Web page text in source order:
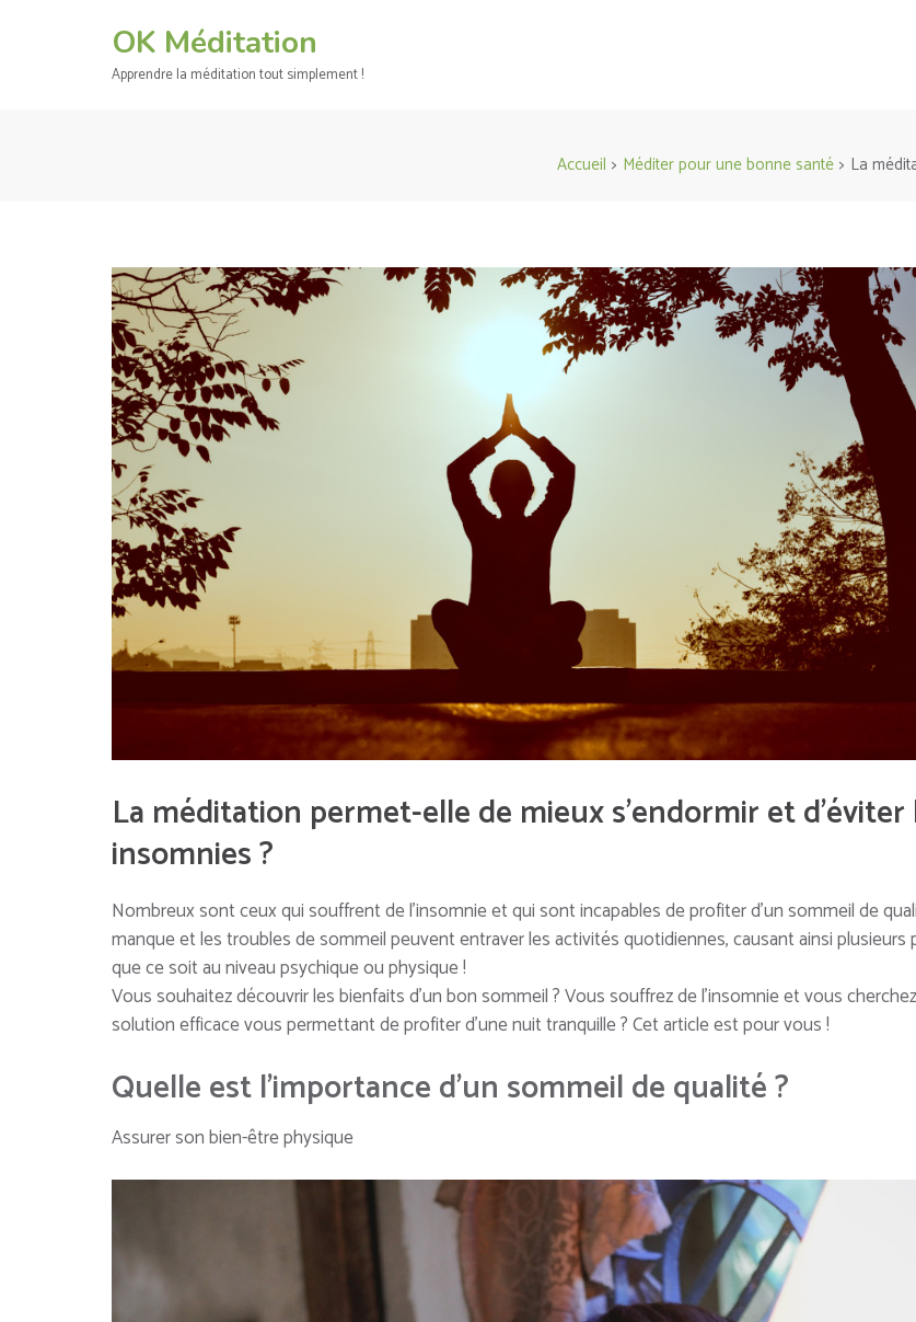
OK Méditation
Apprendre la méditation tout simplement !
Accueil > Méditer pour une bonne santé > La
La méditation permet-elle de mieux s’endormir et d’éviter
insomnies ?
Nombreux sont ceux qui souffrent de l’insomnie et qui sont incapables de profiter d’un sommeil de
manque et les troubles de sommeil peuvent entraver les activités quotidiennes, causant ainsi plusieurs
que ce soit au niveau psychique ou physique !
Vous souhaitez découvrir les bienfaits d’un bon sommeil ? Vous souffrez de l’insomnie et vous
solution efficace vous permettant de profiter d’une nuit tranquille ? Cet article est pour vous !
Quelle est l’importance d’un sommeil de qualité ?
Assurer son bien-être physique